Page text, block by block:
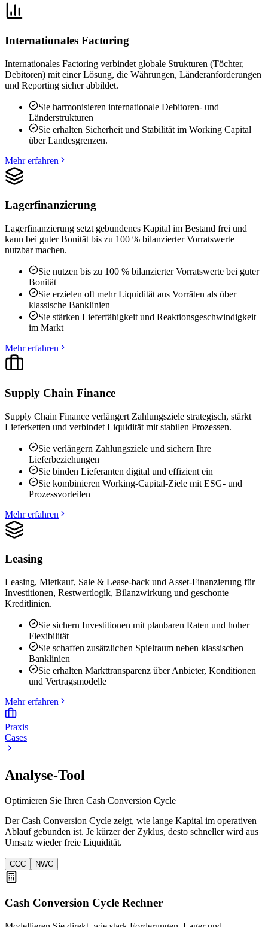
Internationales Factoring
Internationales Factoring verbindet globale Strukturen (Töchter,
Debitoren) mit einer Lösung, die Währungen, Länderanforderungen
und Reporting sicher abbildet.
Sie harmonisieren internationale Debitoren- und
Länderstrukturen
Sie erhalten Sicherheit und Stabilität im Working Capital
über Landesgrenzen.
Mehr erfahren
Lagerfinanzierung
Lagerfinanzierung setzt gebundenes Kapital im Bestand frei und
kann bei guter Bonität bis zu 100 % bilanzierter Vorratswerte
nutzbar machen.
Sie nutzen bis zu 100 % bilanzierter Vorratswerte bei guter
Bonität
Sie erzielen oft mehr Liquidität aus Vorräten als über
klassische Banklinien
Sie stärken Lieferfähigkeit und Reaktionsgeschwindigkeit
im Markt
Mehr erfahren
Supply Chain Finance
Supply Chain Finance verlängert Zahlungsziele strategisch, stärkt
Lieferketten und verbindet Liquidität mit stabilen Prozessen.
Sie verlängern Zahlungsziele und sichern Ihre
Lieferbeziehungen
Sie binden Lieferanten digital und effizient ein
Sie kombinieren Working-Capital-Ziele mit ESG- und
Prozessvorteilen
Mehr erfahren
Leasing
Leasing, Mietkauf, Sale & Lease-back und Asset-Finanzierung für
Investitionen, Restwertlogik, Bilanzwirkung und geschonte
Kreditlinien.
Sie sichern Investitionen mit planbaren Raten und hoher
Flexibilität
Sie schaffen zusätzlichen Spielraum neben klassischen
Banklinien
Sie erhalten Markttransparenz über Anbieter, Konditionen
und Vertragsmodelle
Mehr erfahren
Praxis
Cases
Analyse-Tool
Optimieren Sie Ihren Cash Conversion Cycle
Der Cash Conversion Cycle zeigt, wie lange Kapital im operativen
Ablauf gebunden ist. Je kürzer der Zyklus, desto schneller wird aus
Umsatz wieder freie Liquidität.
CCC NWC
Cash Conversion Cycle Rechner